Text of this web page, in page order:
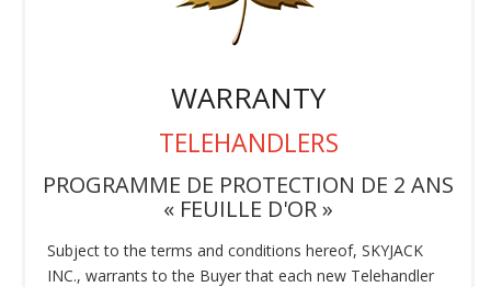
WARRANTY
TELEHANDLERS
PROGRAMME DE PROTECTION DE 2 ANS
« FEUILLE D'OR »
Subject to the terms and conditions hereof, SKYJACK
INC., warrants to the Buyer that each new Telehandler